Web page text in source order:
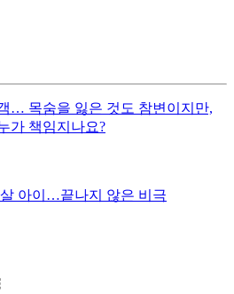
… 목숨을 잃은 것도 참변이지만,
가 책임지나요?
아이…끝나지 않은 비극